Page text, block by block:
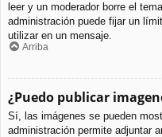
leer y un moderador borre el
administración puede fijar un
utilizar en un mensaje.
Arriba
¿Puedo publicar
Sí, las imágenes se pueden
administración permite adjuntar